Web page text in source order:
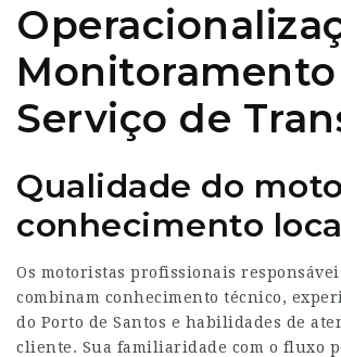
Serviço de
Qualidade do
conhecimento
Os motoristas profissionais
combinam conhecimento técnico,
do Porto de Santos e habilidades de
cliente. Sua familiaridade com o fluxo